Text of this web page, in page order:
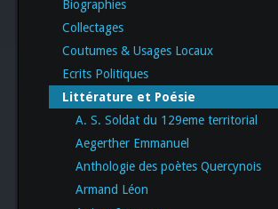
Biographies
Collectages
Coutumes & Usages Locaux
Ecrits Politiques
Littérature et Poésie
A. S. Soldat du 129eme territorial
Aegerther Emmanuel
Anthologie des poètes Quercynois
Armand Léon